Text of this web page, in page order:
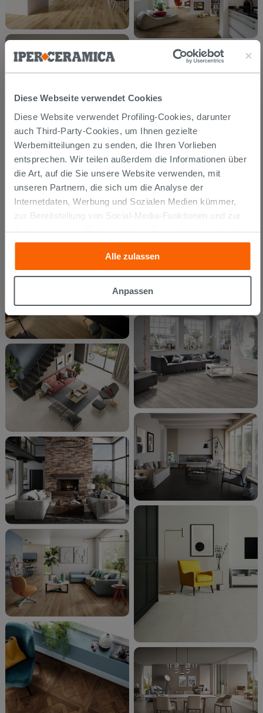
Diese Webseite verwendet Cookies
Diese Website verwendet Profiling-Cookies, darunter
auch Third-Party-Cookies, um Ihnen gezielte
Werbemitteilungen zu senden, die Ihren Vorlieben
entsprechen. Wir teilen außerdem die Informationen über
die Art, auf die Sie unsere Website verwenden, mit
unseren Partnern, die sich um die Analyse der
Internetdaten, Werbung und Sozialen Medien kümmer,
zur Bereitstellung von Social-Media-Funktionen und zur
Analyse unseres Datenverkehrs. Diese könnten sie mit
anderen Informationen, die Sie ihnen geliefert haben oder
die sie aufgrund Ihrer Verwendung ihrer Dienste
gesammelt haben, kombinieren. Falls Sie mehr wissen
möchten oder Ihre Zustimmung zu allen oder einigen
Zustimmung kann durch Klicken auf die Schaltfläche
„Cookies akzeptieren“ gegeben werden. Wenn Sie auf
die Schaltfläche "X" klicken, können Sie das Surfen erst
nach der Installation der technischen Cookies fortsetzen.
Alle zulassen
Anpassen